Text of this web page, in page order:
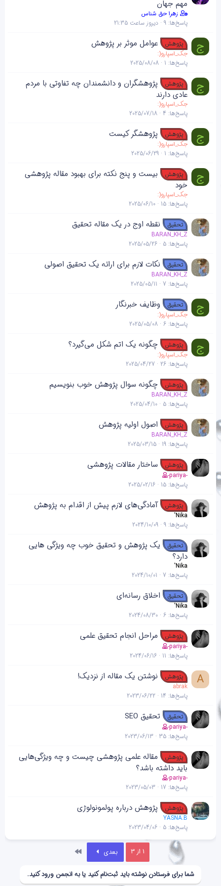
مهم جهان
زهرا حق شناس
پاسخ‌ها 9 دیروز ساعت 21:35
ج پژوهش عوامل موثر بر پژوهش
جک_اسپارو(:
پاسخ‌ها 1
2025/08/08
ج پژوهش
پژوهشگران و دانشمندان چه تفاوتی با مردم‌
عادی دارند
جک_اسپارو(:
پاسخ‌ها 4
2025/07/18
ج پژوهش پژوهشگر کیست
جک_اسپارو(:
پاسخ‌ها 1
2025/06/29
ج پژوهش
بیست و پنج نکته برای بهبود مقاله پژوهشی
خود
جک_اسپارو(:
پاسخ‌ها 15
2025/06/10
تحقیق نقطه اوج در یک مقاله تحقیق
BARAN_KH_Z
پاسخ‌ها 5
2025/05/26
تحقیق نکات لازم برای ارائه یک تحقیق اصولی
BARAN_KH_Z
پاسخ‌ها 7
2025/05/11
ج تحقیق وظایف خبرنگار
جک_اسپارو(:
پاسخ‌ها 6
2025/05/08
ج پژوهش چگونه یک اتم شکل می‌گیرد؟
جک_اسپارو(:
پاسخ‌ها 26
2025/04/27
پژوهش چگونه سوال پژوهش خوب بنویسیم
BARAN_KH_Z
پاسخ‌ها 5
2025/04/10
پژوهش اصول اولیه پژوهش
BARAN_KH_Z
پاسخ‌ها 19
2025/03/15
پژوهش ساختار مقالات پژوهشی
-pariya-
پاسخ‌ها 15
2025/02/16
پژوهش آمادگی‌های لازم پیش از اقدام به پژوهش
'Nika
پاسخ‌ها 9
2024/10/09
تحقیق
یک پژوهش و تحقیق خوب چه ویژگی هایی
دارد؟
'Nika
پاسخ‌ها 7
2024/10/01
تحقیق اخلاق رسانه‌ای
'Nika
پاسخ‌ها 6
2024/08/30
پژوهش مراحل انجام تحقیق علمی
-pariya-
پاسخ‌ها 11
2024/06/16
A پژوهش نوشتن یک مقاله از نزدیک!
abrak
پاسخ‌ها 14
2023/06/22
تحقیق تحقیق SEO
-pariya-
پاسخ‌ها 35
2023/06/13
پژوهش
مقاله علمی پژوهشی چیست و چه ویژگی‌هایی
باید داشته باشد؟
-pariya-
پاسخ‌ها 17
2023/05/03
پژوهش پژوهش درباره پولمونولوژی
YASNA.B
پاسخ‌ها 5
2023/04/06
1 از 3 بعدی
شما برای فرستادن نوشته باید ثبت‌نام کنید یا به انجمن ورود کنید.